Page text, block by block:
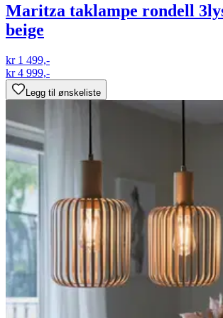
Maritza taklampe rondell
beige
kr 1 499,-
kr 4 999,-
Legg til ønskeliste